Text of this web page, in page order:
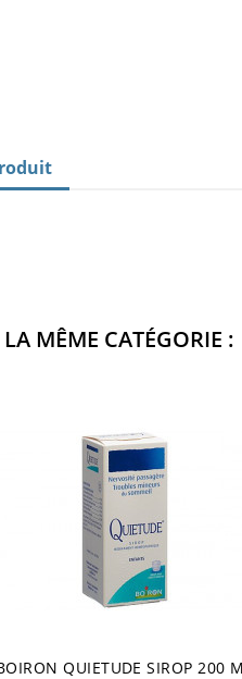
MÊME CATÉGORIE :
QUIETUDE SIROP 200